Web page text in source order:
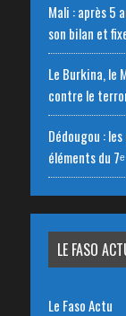
Mali : après 5
son bilan et
Le Burkina, le
contre le
Dédougou :
éléments du
LE FASO
Le Faso Actu